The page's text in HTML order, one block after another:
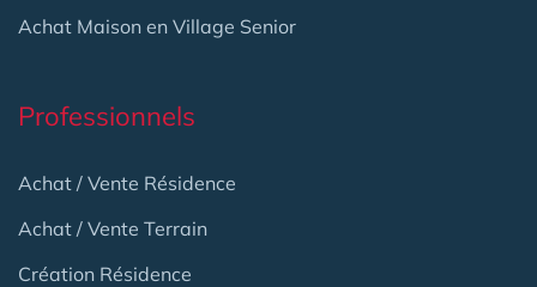
Achat Maison en Village Senior
Professionnels
Achat / Vente Résidence
Achat / Vente Terrain
Création Résidence